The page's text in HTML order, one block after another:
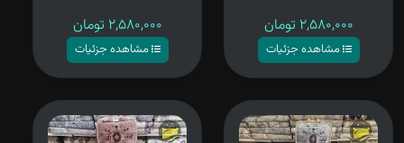
۲,۵۸۰,۰۰۰ تومان
مشاهده جزئیات
۲,۵۸۰,۰۰۰ تومان
مشاهده جزئیات